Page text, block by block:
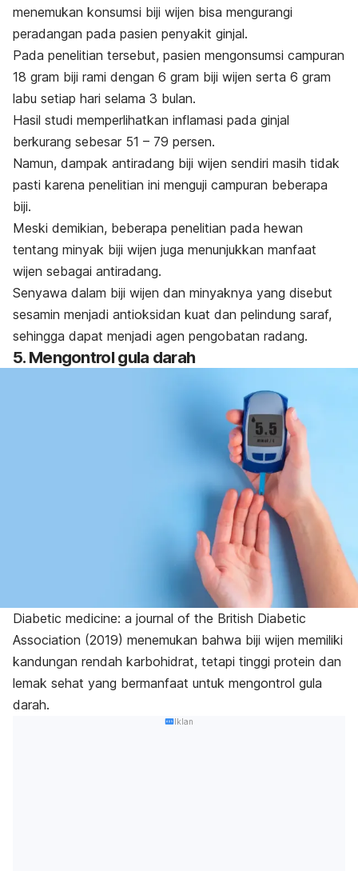
menemukan konsumsi biji wijen bisa mengurangi
peradangan pada pasien penyakit ginjal.
Pada penelitian tersebut, pasien mengonsumsi campuran
18 gram biji rami dengan 6 gram biji wijen serta 6 gram
labu setiap hari selama 3 bulan.
Hasil studi memperlihatkan inflamasi pada ginjal
berkurang sebesar 51 – 79 persen.
Namun, dampak antiradang biji wijen sendiri masih tidak
pasti karena penelitian ini menguji campuran beberapa
biji.
Meski demikian, beberapa penelitian pada hewan
tentang minyak biji wijen juga menunjukkan manfaat
wijen sebagai antiradang.
Senyawa dalam biji wijen dan minyaknya yang disebut
sesamin menjadi antioksidan kuat dan pelindung saraf,
sehingga dapat menjadi agen pengobatan radang.
5. Mengontrol gula darah
Diabetic medicine: a journal of the British Diabetic
Association (2019) menemukan bahwa biji wijen memiliki
kandungan rendah karbohidrat, tetapi tinggi protein dan
lemak sehat yang bermanfaat untuk mengontrol gula
darah.
Iklan